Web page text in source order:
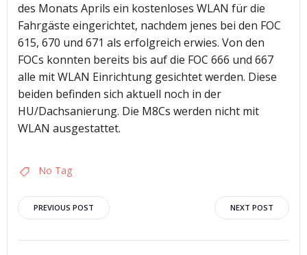
des Monats Aprils ein kostenloses WLAN für die
Fahrgäste eingerichtet, nachdem jenes bei den FOC
615, 670 und 671 als erfolgreich erwies. Von den
FOCs konnten bereits bis auf die FOC 666 und 667
alle mit WLAN Einrichtung gesichtet werden. Diese
beiden befinden sich aktuell noch in der
HU/Dachsanierung. Die M8Cs werden nicht mit
WLAN ausgestattet.
No Tag
Post
navigation
PREVIOUS POST
navigation
NEXT POST